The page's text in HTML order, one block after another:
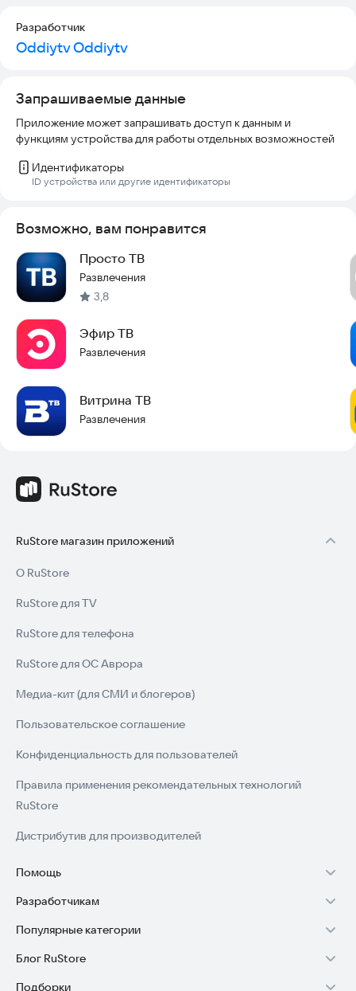
Разработчик
Oddiytv Oddiytv
Запрашиваемые данные
Приложение может запрашивать доступ к данным и
функциям устройства для работы отдельных возможностей
Идентификаторы
ID устройства или другие идентификаторы
Возможно, вам понравится
Просто ТВ
Развлечения
3,8
Эфир ТВ
Развлечения
Витрина ТВ
Развлечения
RuStore магазин приложений
О RuStore
RuStore для TV
RuStore для телефона
RuStore для ОС Аврора
Медиа-кит (для СМИ и блогеров)
Пользовательское соглашение
Конфиденциальность для пользователей
Правила применения рекомендательных технологий
RuStore
Дистрибутив для производителей
Помощь
Установка RuStore на TV
Установка RuStore на телефон
Установка RuStore в машину
Разработчикам
Зарабатывать с RuStore
Стать разработчиком
Популярные категории
Игры для Android
Блог RuStore
Подборки